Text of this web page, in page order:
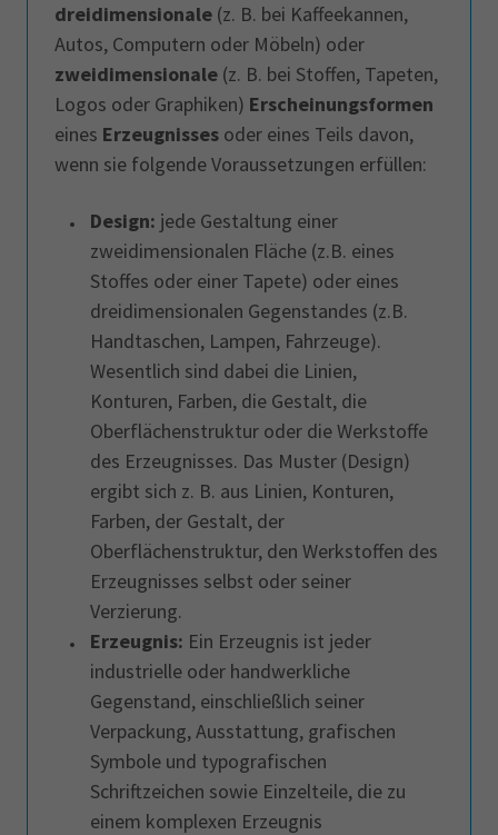
dreidimensionale (z. B. bei Kaffeekannen,
Autos, Computern oder Möbeln) oder
zweidimensionale (z. B. bei Stoffen, Tapeten,
Logos oder Graphiken) Erscheinungsformen
eines Erzeugnisses oder eines Teils davon,
wenn sie folgende Voraussetzungen erfüllen:
Design: jede Gestaltung einer
zweidimensionalen Fläche (z.B. eines
Stoffes oder einer Tapete) oder eines
dreidimensionalen Gegenstandes (z.B.
Handtaschen, Lampen, Fahrzeuge).
Wesentlich sind dabei die Linien,
Konturen, Farben, die Gestalt, die
Oberflächenstruktur oder die Werkstoffe
des Erzeugnisses. Das Muster (Design)
ergibt sich z. B. aus Linien, Konturen,
Farben, der Gestalt, der
Oberflächenstruktur, den Werkstoffen des
Erzeugnisses selbst oder seiner
Verzierung.
Erzeugnis: Ein Erzeugnis ist jeder
industrielle oder handwerkliche
Gegenstand, einschließlich seiner
Verpackung, Ausstattung, grafischen
Symbole und typografischen
Schriftzeichen sowie Einzelteile, die zu
einem komplexen Erzeugnis